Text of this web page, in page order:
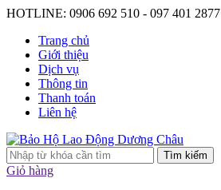
HOTLINE: 0906 692 510 - 097 401 2877
Trang chủ
Giới thiệu
Dịch vụ
Thông tin
Thanh toán
Liên hệ
Tìm kiếm
Giỏ hàng